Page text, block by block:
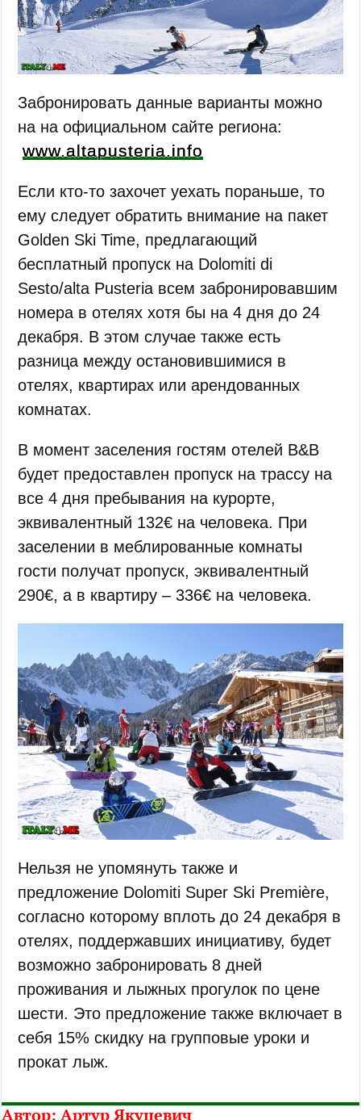
Забронировать данные варианты можно
на на официальном сайте региона:
www.altapusteria.info
Если кто-то захочет уехать пораньше, то
ему следует обратить внимание на пакет
Golden Ski Time, предлагающий
бесплатный пропуск на Dolomiti di
Sesto/alta Pusteria всем забронировавшим
номера в отелях хотя бы на 4 дня до 24
декабря. В этом случае также есть
разница между остановившимися в
отелях, квартирах или арендованных
комнатах.
В момент заселения гостям отелей B&B
будет предоставлен пропуск на трассу на
все 4 дня пребывания на курорте,
эквивалентный 132€ на человека. При
заселении в меблированные комнаты
гости получат пропуск, эквивалентный
290€, а в квартиру – 336€ на человека.
Нельзя не упомянуть также и
предложение Dolomiti Super Ski Première,
согласно которому вплоть до 24 декабря в
отелях, поддержавших инициативу, будет
возможно забронировать 8 дней
проживания и лыжных прогулок по цене
шести. Это предложение также включает в
себя 15% скидку на групповые уроки и
прокат лыж.
Автор:Артур Якуцевич